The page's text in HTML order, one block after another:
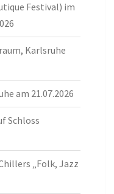
Festival) im
Karlsruhe
am 21.07.2026
Schloss
„Folk, Jazz